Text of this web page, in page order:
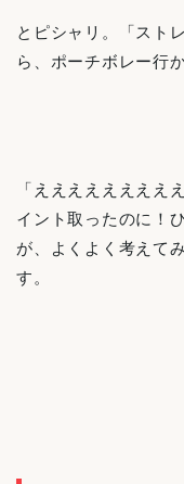
とピシャリ。「スト
ら、ポーチボレー行
「ええええええええ
イント取ったのに！
が、よくよく考えて
す。